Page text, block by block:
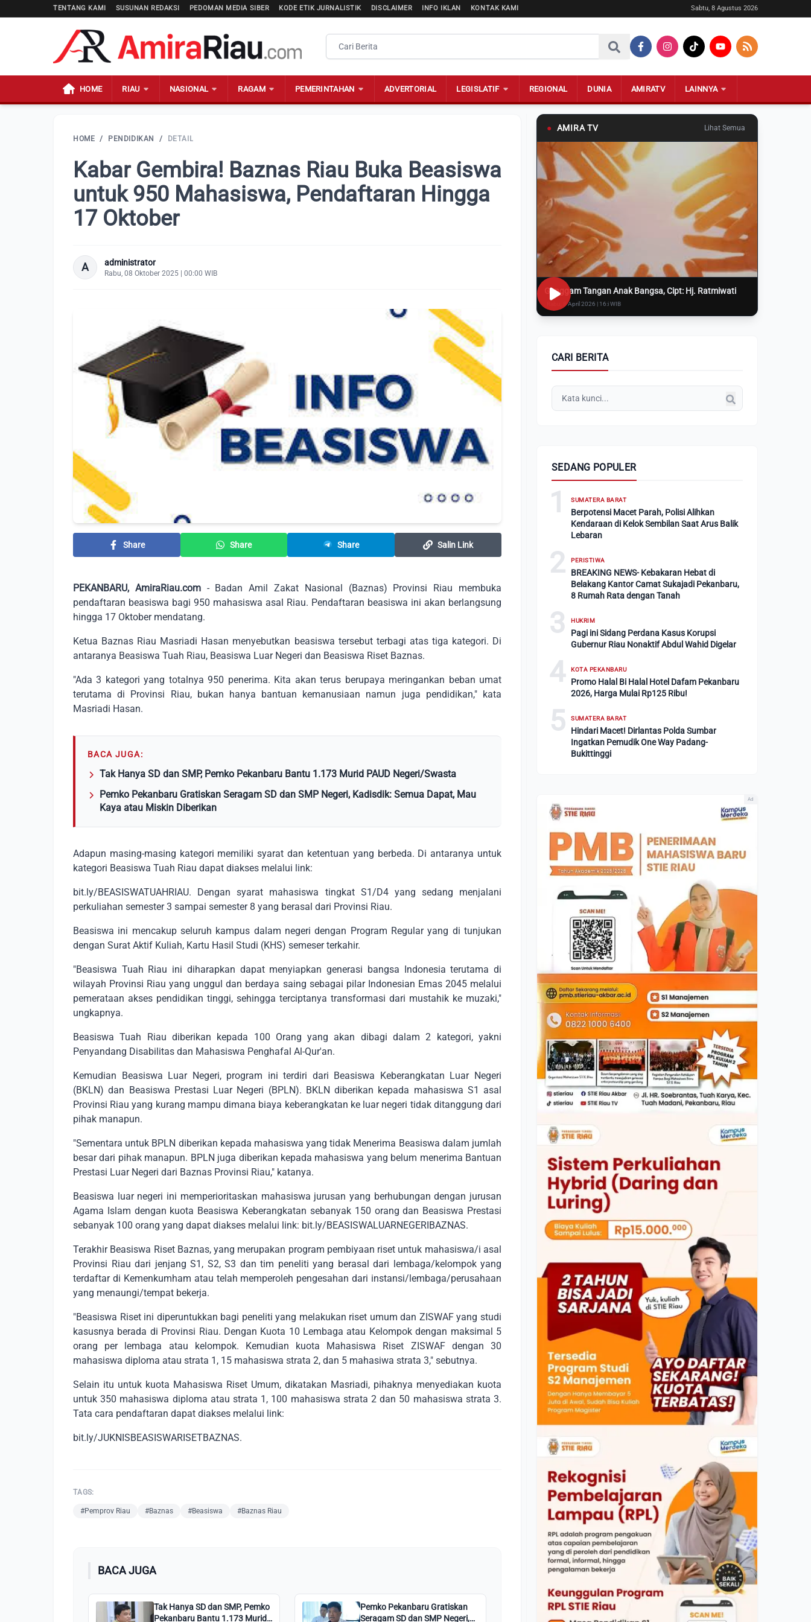
TENTANG KAMI SUSUNAN REDAKSI PEDOMAN MEDIA SIBER KODE ETIK JURNALISTIK DISCLAIMER INFO IKLAN KONTAK KAMI Sabtu, 8 Agustus 2026
HOME RIAU NASIONAL RAGAM PEMERINTAHAN ADVERTORIAL LEGISLATIF REGIONAL DUNIA AMIRATV LAINNYA
HOME / PENDIDIKAN / DETAIL
Kabar Gembira! Baznas Riau Buka Beasiswa
untuk 950 Mahasiswa, Pendaftaran Hingga
17 Oktober
A administrator
Rabu, 08 Oktober 2025 | 00:00 WIB
Share Share Share Salin Link
PEKANBARU, AmiraRiau.com- Badan Amil Zakat Nasional (Baznas) Provinsi Riau membuka
pendaftaran beasiswa bagi 950 mahasiswa asal Riau. Pendaftaran beasiswa ini akan berlangsung
hingga 17 Oktober mendatang.
Ketua Baznas Riau Masriadi Hasan menyebutkan beasiswa tersebut terbagi atas tiga kategori. Di
antaranya Beasiswa Tuah Riau, Beasiswa Luar Negeri dan Beasiswa Riset Baznas.
"Ada 3 kategori yang totalnya 950 penerima. Kita akan terus berupaya meringankan beban umat
terutama di Provinsi Riau, bukan hanya bantuan kemanusiaan namun juga pendidikan," kata
Masriadi Hasan.
BACA JUGA:
Tak Hanya SD dan SMP, Pemko Pekanbaru Bantu 1.173 Murid PAUD Negeri/Swasta
Pemko Pekanbaru Gratiskan Seragam SD dan SMP Negeri, Kadisdik: Semua Dapat, Mau
Kaya atau Miskin Diberikan
Adapun masing-masing kategori memiliki syarat dan ketentuan yang berbeda. Di antaranya untuk
kategori Beasiswa Tuah Riau dapat diakses melalui link:
bit.ly/BEASISWATUAHRIAU. Dengan syarat mahasiswa tingkat S1/D4 yang sedang menjalani
perkuliahan semester 3 sampai semester 8 yang berasal dari Provinsi Riau.
Beasiswa ini mencakup seluruh kampus dalam negeri dengan Program Regular yang di tunjukan
dengan Surat Aktif Kuliah, Kartu Hasil Studi (KHS) semeser terkahir.
"Beasiswa Tuah Riau ini diharapkan dapat menyiapkan generasi bangsa Indonesia terutama di
wilayah Provinsi Riau yang unggul dan berdaya saing sebagai pilar Indonesian Emas 2045 melalui
pemerataan akses pendidikan tinggi, sehingga terciptanya transformasi dari mustahik ke muzaki,"
ungkapnya.
Beasiswa Tuah Riau diberikan kepada 100 Orang yang akan dibagi dalam 2 kategori, yakni
Penyandang Disabilitas dan Mahasiswa Penghafal Al-Qur'an.
Kemudian Beasiswa Luar Negeri, program ini terdiri dari Beasiswa Keberangkatan Luar Negeri
(BKLN) dan Beasiswa Prestasi Luar Negeri (BPLN). BKLN diberikan kepada mahasiswa S1 asal
Provinsi Riau yang kurang mampu dimana biaya keberangkatan ke luar negeri tidak ditanggung dari
pihak manapun.
"Sementara untuk BPLN diberikan kepada mahasiswa yang tidak Menerima Beasiswa dalam jumlah
besar dari pihak manapun. BPLN juga diberikan kepada mahasiswa yang belum menerima Bantuan
Prestasi Luar Negeri dari Baznas Provinsi Riau," katanya.
Beasiswa luar negeri ini memperioritaskan mahasiswa jurusan yang berhubungan dengan jurusan
Agama Islam dengan kuota Beasiswa Keberangkatan sebanyak 150 orang dan Beasiswa Prestasi
sebanyak 100 orang yang dapat diakses melalui link: bit.ly/BEASISWALUARNEGERIBAZNAS.
Terakhir Beasiswa Riset Baznas, yang merupakan program pembiyaan riset untuk mahasiswa/i asal
Provinsi Riau dari jenjang S1, S2, S3 dan tim peneliti yang berasal dari lembaga/kelompok yang
terdaftar di Kemenkumham atau telah memperoleh pengesahan dari instansi/lembaga/perusahaan
yang menaungi/tempat bekerja.
"Beasiswa Riset ini diperuntukkan bagi peneliti yang melakukan riset umum dan ZISWAF yang studi
kasusnya berada di Provinsi Riau. Dengan Kuota 10 Lembaga atau Kelompok dengan maksimal 5
orang per lembaga atau kelompok. Kemudian kuota Mahasiswa Riset ZISWAF dengan 30
mahasiswa diploma atau strata 1, 15 mahasiswa strata 2, dan 5 mahasiwa strata 3," sebutnya.
Selain itu untuk kuota Mahasiswa Riset Umum, dikatakan Masriadi, pihaknya menyediakan kuota
untuk 350 mahasiswa diploma atau strata 1, 100 mahasiswa strata 2 dan 50 mahasiswa strata 3.
Tata cara pendaftaran dapat diakses melalui link:
bit.ly/JUKNISBEASISWARISETBAZNAS.
TAGS:
#Pemprov Riau #Baznas #Beasiswa #Baznas Riau
BACA JUGA
Tak Hanya SD dan SMP, Pemko
Pekanbaru Bantu 1.173 Murid
Pemko Pekanbaru Gratiskan
Seragam SD dan SMP Negeri,
● AMIRA TV Lihat Semua
Genggam Tangan Anak Bangsa, Cipt: Hj. Ratmiwati
Rabu, 8 April 2026 | 16:i WIB
CARI BERITA
SEDANG POPULER
1 SUMATERA BARAT
Berpotensi Macet Parah, Polisi Alihkan
Kendaraan di Kelok Sembilan Saat Arus Balik
Lebaran
2 PERISTIWA
BREAKING NEWS- Kebakaran Hebat di
Belakang Kantor Camat Sukajadi Pekanbaru,
8 Rumah Rata dengan Tanah
3 HUKRIM
Pagi ini Sidang Perdana Kasus Korupsi
Gubernur Riau Nonaktif Abdul Wahid Digelar
4 KOTA PEKANBARU
Promo Halal Bi Halal Hotel Dafam Pekanbaru
2026, Harga Mulai Rp125 Ribu!
5 SUMATERA BARAT
Hindari Macet! Dirlantas Polda Sumbar
Ingatkan Pemudik One Way Padang-
Bukittinggi
Ad